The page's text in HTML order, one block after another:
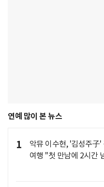
연예 많이 본 뉴스
1
악뮤 이수현, '김성주子'
여행 "첫 만남에 2시간